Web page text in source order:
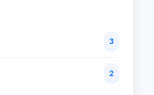
3
2